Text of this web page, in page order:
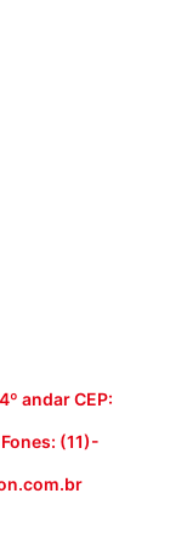
andar CEP:
(11)-